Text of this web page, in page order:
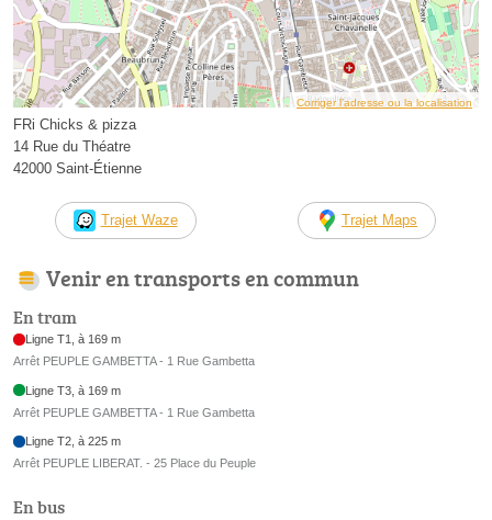
Corriger l’adresse ou la localisation
FRi Chicks & pizza
14 Rue du Théatre
42000 Saint-Étienne
Trajet Waze Trajet Maps
Venir en transports en commun
En tram
Ligne T1, à 169 m
Arrêt PEUPLE GAMBETTA - 1 Rue Gambetta
Ligne T3, à 169 m
Arrêt PEUPLE GAMBETTA - 1 Rue Gambetta
Ligne T2, à 225 m
Arrêt PEUPLE LIBERAT. - 25 Place du Peuple
En bus